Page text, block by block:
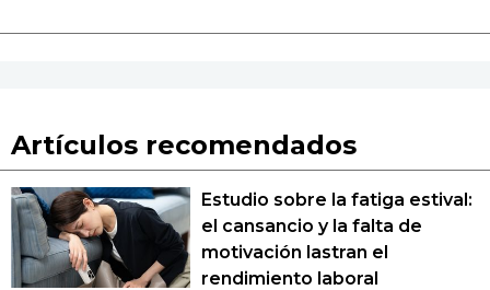
Artículos recomendados
Estudio sobre la fatiga estival:
el cansancio y la falta de
motivación lastran el
rendimiento laboral